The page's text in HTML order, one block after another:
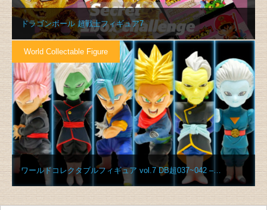
ドラゴンボール 超戦士フィギュア7
World Collectable Figure
ワールドコレクタブルフィギュア vol.7 DB超037~042 –…